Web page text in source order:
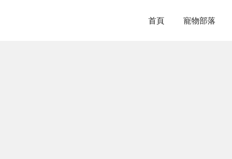
首頁 寵物部落